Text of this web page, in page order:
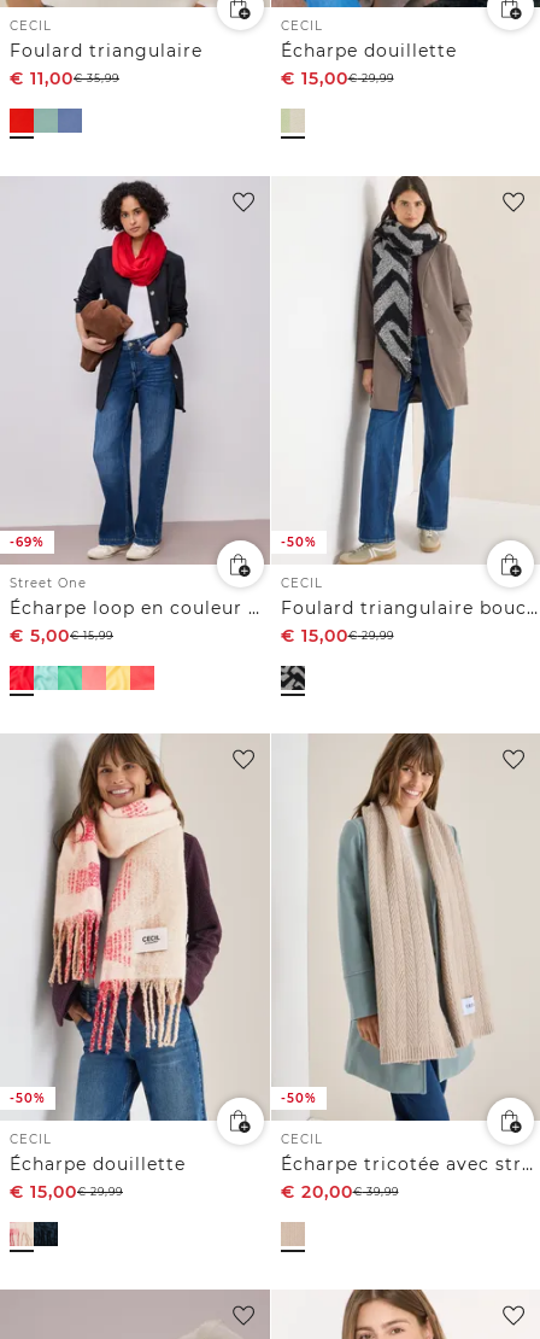
CECIL
Foulard triangulaire
€ 11,00€35,99
CECIL
Écharpe douillette
€ 15,00€29,99
-69%
Street One
Écharpe loop en couleur unie
€ 5,00€15,99
-50%
CECIL
Foulard triangulaire bouclé
€ 15,00€29,99
-50%
CECIL
Écharpe douillette
€ 15,00€29,99
-50%
CECIL
Écharpe tricotée avec structure
€ 20,00€39,99